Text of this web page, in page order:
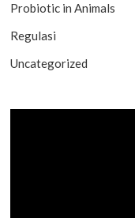
Probiotic in Animals
Regulasi
Uncategorized